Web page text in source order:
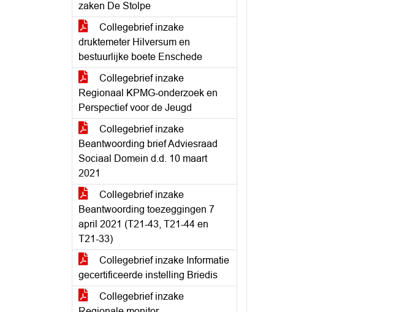
zaken De Stolpe
Collegebrief inzake
druktemeter Hilversum en
bestuurlijke boete Enschede
Collegebrief inzake
Regionaal KPMG-onderzoek en
Perspectief voor de Jeugd
Collegebrief inzake
Beantwoording brief Adviesraad
Sociaal Domein d.d. 10 maart
2021
Collegebrief inzake
Beantwoording toezeggingen 7
april 2021 (T21-43, T21-44 en
T21-33)
Collegebrief inzake Informatie
gecertificeerde instelling Briedis
Collegebrief inzake